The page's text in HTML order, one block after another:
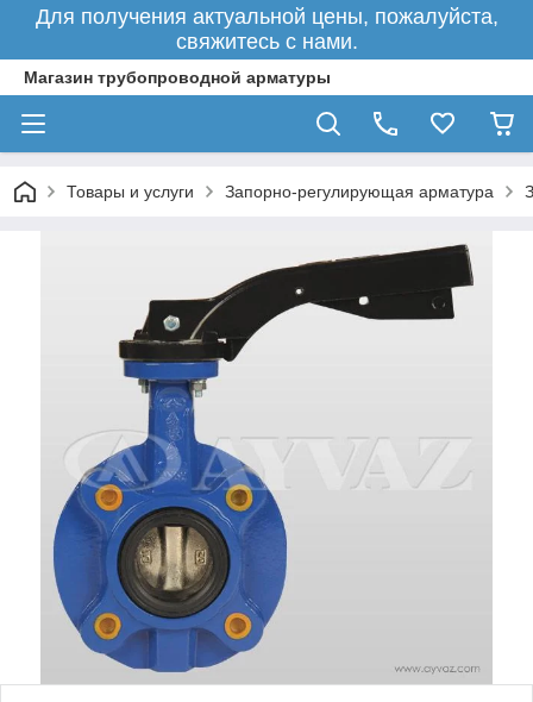
Для получения актуальной цены, пожалуйста,
свяжитесь с нами.
Магазин трубопроводной арматуры
Товары и услуги Запорно-регулирующая арматура